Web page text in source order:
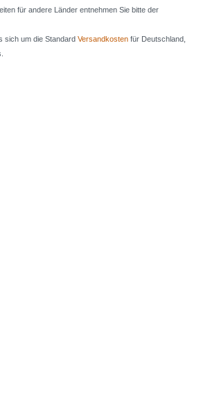
für andere Länder entnehmen Sie bitte der
sich um die Standard Versandkosten für Deutschland,